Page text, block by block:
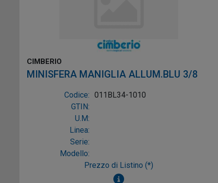
CIMBERIO
MINISFERA MANIGLIA ALLUM.BLU 3/8
Codice: 011BL34-1010
GTIN:
U.M:
Linea:
Serie:
Modello:
Prezzo di Listino (*)